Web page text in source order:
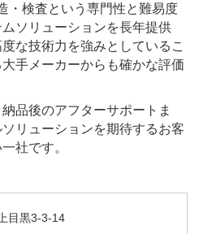
・検査という専門性と難易度
ソリューションを長年提供
な技術力を強みとしているこ
手メーカーからも確かな評価
品後のアフターサポートま
リューションを期待するお客
社です。
目黒3-3-14